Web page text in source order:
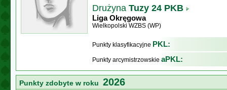
Drużyna Tuzy 24 PKB
Liga Okręgowa
Wielkopolski WZBS (WP)
Punkty klasyfikacyjne PKL:
Punkty arcymistrzowskie aPKL:
Punkty zdobyte w roku 2026